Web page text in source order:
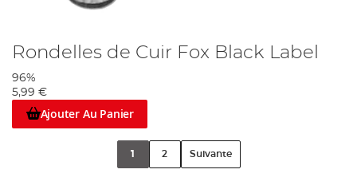
Rondelles de Cuir Fox Black Label
96%
5,99 €
Ajouter Au Panier
1 2 Suivante